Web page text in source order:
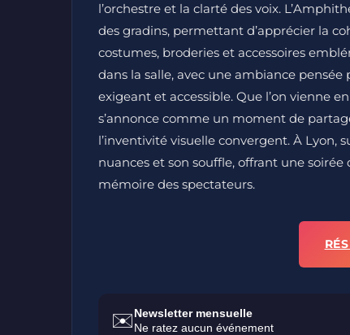
l’orchestre et la clarté des voix.
des gradins, permettant d’apprécier la
costumes, broderies et accessoires
dans la salle, avec une ambiance
exigeant et accessible. Que l’on vienne
s’annonce comme un moment de
l’inventivité visuelle convergent. À Lyon,
nuances et son souffle, offrant une
mémoire des spectateurs.
✉️Newsletter mensuelle
Ne ratez aucun événement